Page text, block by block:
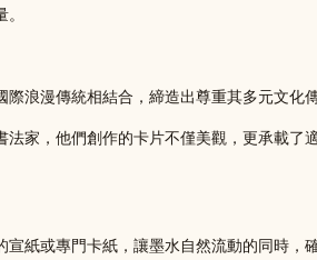
浪漫傳統相結合，締造出尊重其多元文化
家，他們創作的卡片不僅美觀，更承載了
紙或專門卡紙，讓墨水自然流動的同時，